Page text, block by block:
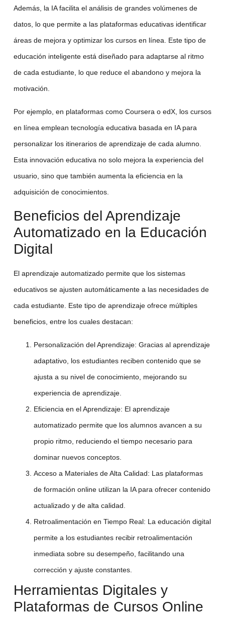
Además, la IA facilita el análisis de grandes volúmenes de
datos, lo que permite a las plataformas educativasidentificar
áreas de mejora y optimizar los cursos en línea. Este tipo de
educación inteligente está diseñado para adaptarse al ritmo
de cada estudiante, lo que reduce el abandono y mejora la
motivación.
Por ejemplo, en plataformas como Coursera o edX, los cursos
en línea emplean tecnología educativa basada en IA para
personalizar los itinerarios de aprendizaje de cada alumno.
Esta innovación educativa no solo mejora la experiencia del
usuario, sino que también aumenta la eficiencia en la
adquisición de conocimientos.
Beneficios del Aprendizaje
Automatizado en la Educación
Digital
El aprendizaje automatizadopermite que los sistemas
educativos se ajusten automáticamente a las necesidades de
cada estudiante. Este tipo de aprendizaje ofrece múltiples
beneficios, entre los cuales destacan:
Personalización del Aprendizaje: Gracias al aprendizaje
adaptativo, los estudiantes reciben contenido que se
ajusta a su nivel de conocimiento, mejorando su
experiencia de aprendizaje.
Eficiencia en el Aprendizaje: El aprendizaje
automatizado permite que los alumnos avancen a su
propio ritmo, reduciendo el tiempo necesario para
dominar nuevos conceptos.
Acceso a Materiales de Alta Calidad: Las plataformas
de formación onlineutilizan la IA para ofrecer contenido
actualizado y de alta calidad.
Retroalimentación en Tiempo Real: La educación digital
permite a los estudiantes recibir retroalimentación
inmediata sobre su desempeño, facilitando una
corrección y ajuste constantes.
Herramientas Digitales y
Plataformas de Cursos Online